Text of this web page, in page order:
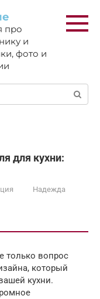
про
и
фото и
для кухни:
Надежда
только вопрос
который
кухни.